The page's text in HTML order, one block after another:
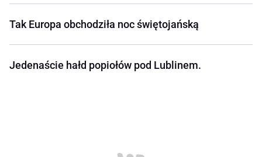
Tak Europa obchodziła noc świętojańską
Jedenaście hałd popiołów pod Lublinem.